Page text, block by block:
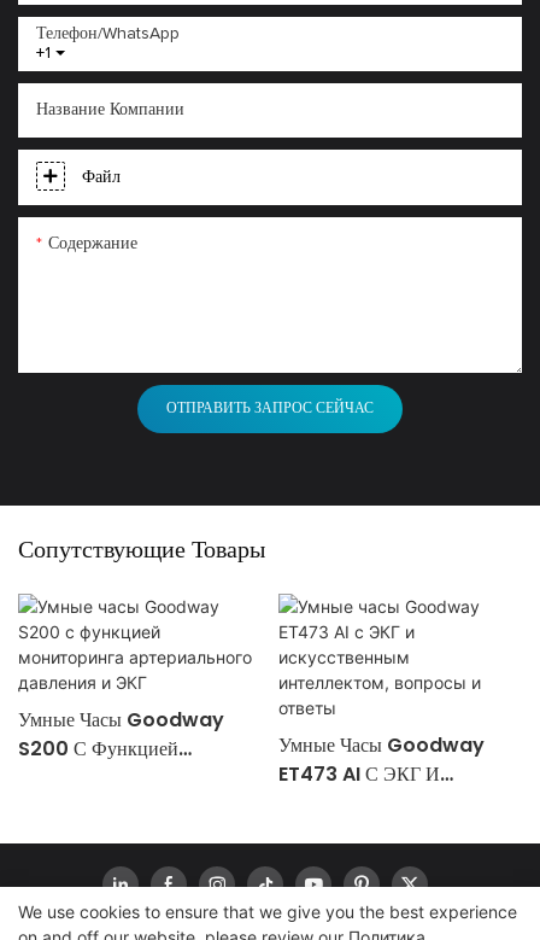
+1
Телефон/WhatsApp
Название Компании
Файл
Содержание
ОТПРАВИТЬ ЗАПРОС СЕЙЧАС
Сопутствующие Товары
Умные Часы Goodway
S200 С Функцией
Умные Часы Goodway
ET473 AI С ЭКГ И
Ответы
We use cookies to ensure that we give you the best experience